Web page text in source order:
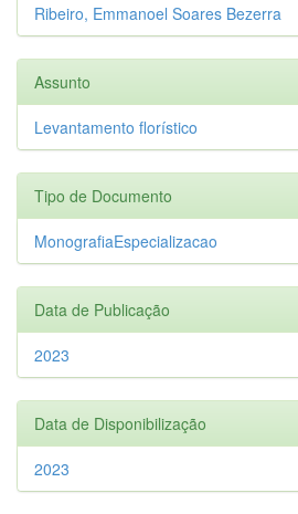
Ribeiro, Emmanoel Soares Bezerra
Assunto
Levantamento florístico
Tipo de Documento
MonografiaEspecializacao
Data de Publicação
2023
Data de Disponibilização
2023